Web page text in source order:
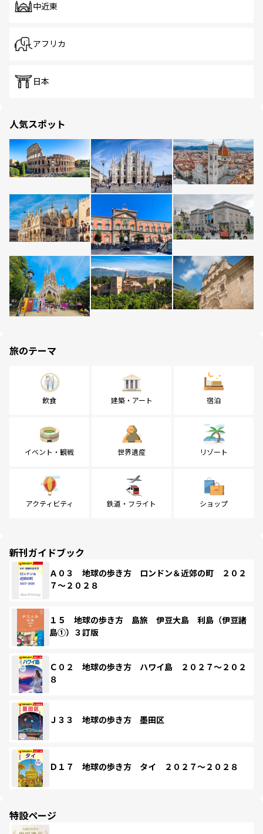
中近東
アフリカ
日本
人気スポット
旅のテーマ
飲食 建築・アート 宿泊
イベント・観戦 世界遺産 リゾート
アクティビティ 鉄道・フライト ショップ
新刊ガイドブック
Ａ０３ 地球の歩き方 ロンドン＆近郊の町 ２０２
７～２０２８
１５ 地球の歩き方 島旅 伊豆大島 利島（伊豆諸
島①）３訂版
Ｃ０２ 地球の歩き方 ハワイ島 ２０２７～２０２
８
Ｊ３３ 地球の歩き方 墨田区
Ｄ１７ 地球の歩き方 タイ ２０２７～２０２８
特設ページ